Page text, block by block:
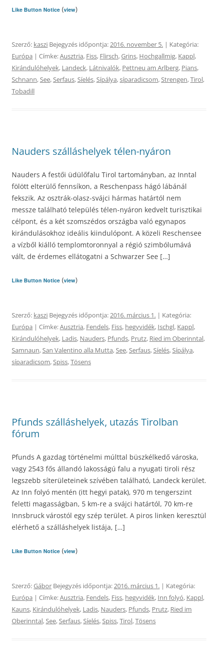
Like Button Notice (view)
Szerző: kaszi Bejegyzés időpontja:2016. november 5. | Kategória:
Európa | Címke:Ausztria, Fiss, Flirsch,Grins, Hochgallmig, Kappl,
Kirándulóhelyek, Landeck, Látnivalók, Pettneu am Arlberg, Pians,
Schnann,See,Serfaus,Síelés,Sípálya,síparadicsom,Strengen,Tirol,
Tobadill
Nauders szálláshelyek télen-nyáron
Nauders A festői üdülőfalu Tirol tartományban, az Inntal
fölött elterülő fennsíkon, a Reschenpass hágó lábánál
fekszik. Az osztrák-olasz-svájci hármas határtól nem
messze található település télen-nyáron kedvelt turisztikai
célpont, és a két szomszédos országba való egynapos
kirándulásokhoz ideális kiindulópont. A közeli Reschensee
a vízből kiálló templomtoronnyal a régió szimbólumává
vált, de érdemes ellátogatni a Schwarzer See […]
Like Button Notice (view)
Szerző: kaszi Bejegyzés időpontja:2016. március 1. | Kategória:
Európa | Címke:Ausztria, Fendels, Fiss, hegyvidék, Ischgl, Kappl,
Kirándulóhelyek, Ladis, Nauders, Pfunds, Prutz, Ried im Oberinntal,
Samnaun,San Valentino alla Mutta,See,Serfaus,Síelés,Sípálya,
síparadicsom,Spiss,Tösens
Pfunds szálláshelyek, utazás Tirolban
fórum
Pfunds A gazdag történelmi múlttal büszkélkedő városka,
vagy 2543 fős állandó lakosságú falu a nyugati tiroli rész
legszebb síterületeinek szívében található, Landeck kerület.
Az Inn folyó mentén (itt hegyi patak), 970 m tengerszint
feletti magasságban, 5 km-re a svájci határtól, 70 km-re
Innsbruck várostól egy szép terület. A piros linken keresztül
elérhető a szálláshelyek listája, […]
Like Button Notice (view)
Szerző:Gábor Bejegyzés időpontja:2016. március 1. | Kategória:
Európa | Címke:Ausztria, Fendels, Fiss, hegyvidék, Inn folyó, Kappl,
Kauns, Kirándulóhelyek, Ladis, Nauders, Pfunds, Prutz, Ried im
Oberinntal,See,Serfaus,Síelés,Spiss,Tirol,Tösens